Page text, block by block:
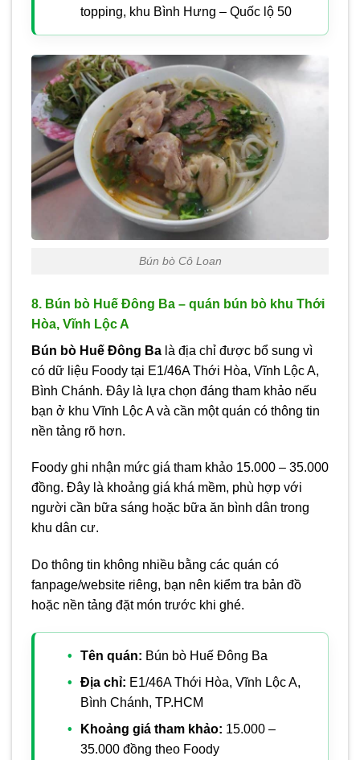
topping, khu Bình Hưng – Quốc lộ 50
Bún bò Cô Loan
8. Bún bò Huế Đông Ba – quán bún bò khu Thới
Hòa, Vĩnh Lộc A
Bún bò Huế Đông Ba là địa chỉ được bổ sung vì
có dữ liệu Foody tại E1/46A Thới Hòa, Vĩnh Lộc A,
Bình Chánh. Đây là lựa chọn đáng tham khảo nếu
bạn ở khu Vĩnh Lộc A và cần một quán có thông tin
nền tảng rõ hơn.
Foody ghi nhận mức giá tham khảo 15.000 – 35.000
đồng. Đây là khoảng giá khá mềm, phù hợp với
người cần bữa sáng hoặc bữa ăn bình dân trong
khu dân cư.
Do thông tin không nhiều bằng các quán có
fanpage/website riêng, bạn nên kiểm tra bản đồ
hoặc nền tảng đặt món trước khi ghé.
Tên quán: Bún bò Huế Đông Ba
Địa chỉ: E1/46A Thới Hòa, Vĩnh Lộc A,
Bình Chánh, TP.HCM
Khoảng giá tham khảo: 15.000 –
35.000 đồng theo Foody